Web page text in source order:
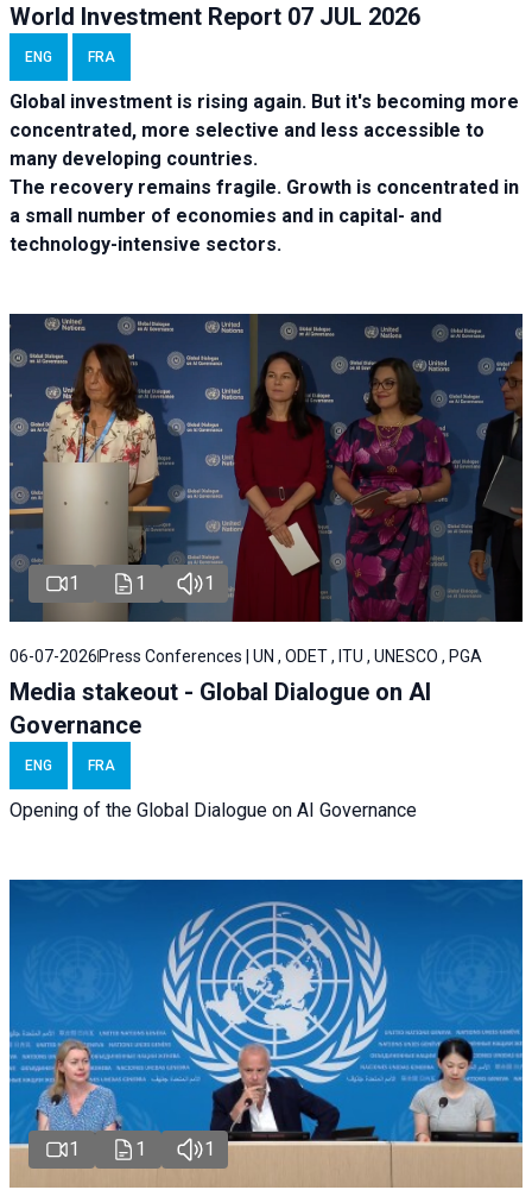
World Investment Report 07 JUL 2026
ENG FRA
Global investment is rising again. But it's becoming more
concentrated, more selective and less accessible to
many developing countries.
The recovery remains fragile. Growth is concentrated in
a small number of economies and in capital- and
technology-intensive sectors.
1 1 1
06-07-2026 Press Conferences | UN , ODET , ITU , UNESCO , PGA
Media stakeout - Global Dialogue on AI
Governance
ENG FRA
Opening of the Global Dialogue on AI Governance
1 1 1